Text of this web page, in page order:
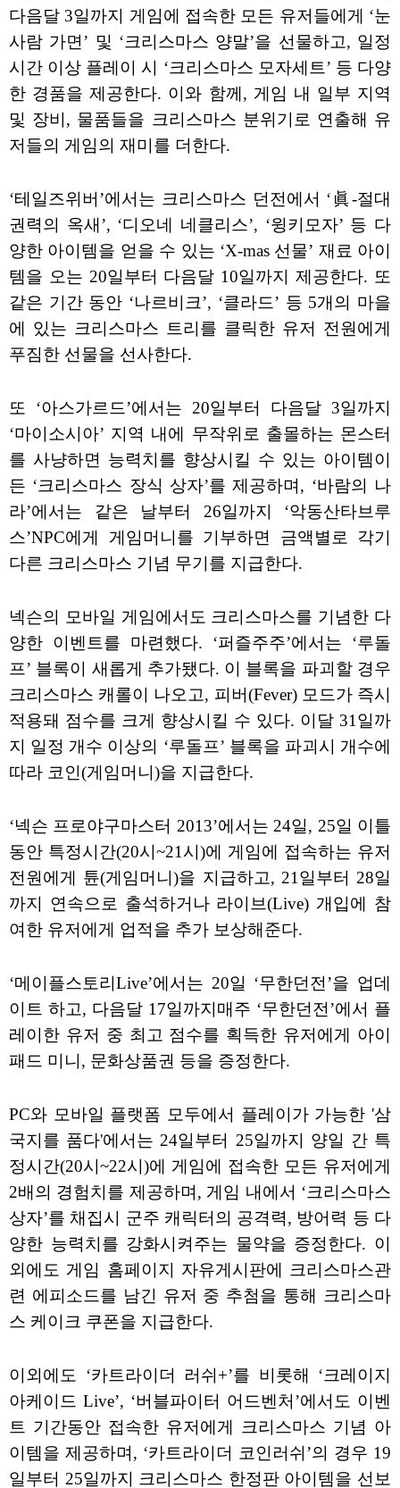
다음달 3일까지 게임에 접속한 모든 유저들에게 ‘눈
사람 가면’ 및 ‘크리스마스 양말’을 선물하고, 일정
시간 이상 플레이 시 ‘크리스마스 모자세트’ 등 다양
한 경품을 제공한다. 이와 함께, 게임 내 일부 지역
및 장비, 물품들을 크리스마스 분위기로 연출해 유
저들의 게임의 재미를 더한다.
‘테일즈위버’에서는 크리스마스 던전에서 ‘眞-절대
권력의 옥새’, ‘디오네 네클리스’, ‘윙키모자’ 등 다
양한 아이템을 얻을 수 있는 ‘X-mas 선물’ 재료 아이
템을 오는 20일부터 다음달 10일까지 제공한다. 또
같은 기간 동안 ‘나르비크’, ‘클라드’ 등 5개의 마을
에 있는 크리스마스 트리를 클릭한 유저 전원에게
푸짐한 선물을 선사한다.
또 ‘아스가르드’에서는 20일부터 다음달 3일까지
‘마이소시아’ 지역 내에 무작위로 출몰하는 몬스터
를 사냥하면 능력치를 향상시킬 수 있는 아이템이
든 ‘크리스마스 장식 상자’를 제공하며, ‘바람의 나
라’에서는 같은 날부터 26일까지 ‘악동산타브루
스’NPC에게 게임머니를 기부하면 금액별로 각기
다른 크리스마스 기념 무기를 지급한다.
넥슨의 모바일 게임에서도 크리스마스를 기념한 다
양한 이벤트를 마련했다. ‘퍼즐주주’에서는 ‘루돌
프’ 블록이 새롭게 추가됐다. 이 블록을 파괴할 경우
크리스마스 캐롤이 나오고, 피버(Fever) 모드가 즉시
적용돼 점수를 크게 향상시킬 수 있다. 이달 31일까
지 일정 개수 이상의 ‘루돌프’ 블록을 파괴시 개수에
따라 코인(게임머니)을 지급한다.
‘넥슨 프로야구마스터 2013’에서는 24일, 25일 이틀
동안 특정시간(20시~21시)에 게임에 접속하는 유저
전원에게 튠(게임머니)을 지급하고, 21일부터 28일
까지 연속으로 출석하거나 라이브(Live) 개입에 참
여한 유저에게 업적을 추가 보상해준다.
‘메이플스토리Live’에서는 20일 ‘무한던전’을 업데
이트 하고, 다음달 17일까지매주 ‘무한던전’에서 플
레이한 유저 중 최고 점수를 획득한 유저에게 아이
패드 미니, 문화상품권 등을 증정한다.
PC와 모바일 플랫폼 모두에서 플레이가 가능한 '삼
국지를 품다'에서는 24일부터 25일까지 양일 간 특
정시간(20시~22시)에 게임에 접속한 모든 유저에게
2배의 경험치를 제공하며, 게임 내에서 ‘크리스마스
상자’를 채집시 군주 캐릭터의 공격력, 방어력 등 다
양한 능력치를 강화시켜주는 물약을 증정한다. 이
외에도 게임 홈페이지 자유게시판에 크리스마스관
련 에피소드를 남긴 유저 중 추첨을 통해 크리스마
스 케이크 쿠폰을 지급한다.
이외에도 ‘카트라이더 러쉬+’를 비롯해 ‘크레이지
아케이드 Live’, ‘버블파이터 어드벤처’에서도 이벤
트 기간동안 접속한 유저에게 크리스마스 기념 아
이템을 제공하며, ‘카트라이더 코인러쉬’의 경우 19
일부터 25일까지 크리스마스 한정판 아이템을 선보